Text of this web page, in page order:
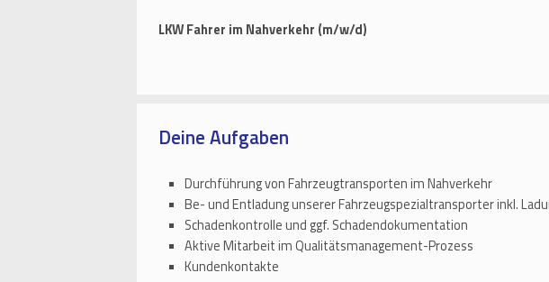
LKW Fahrer im Nahverkehr (m/w/d)
Deine Aufgaben
Durchführung von Fahrzeugtransporten im Nahverkehr
Be- und Entladung unserer Fahrzeugspezialtransporter inkl.
Schadenkontrolle und ggf. Schadendokumentation
Aktive Mitarbeit im Qualitätsmanagement-Prozess
Kundenkontakte